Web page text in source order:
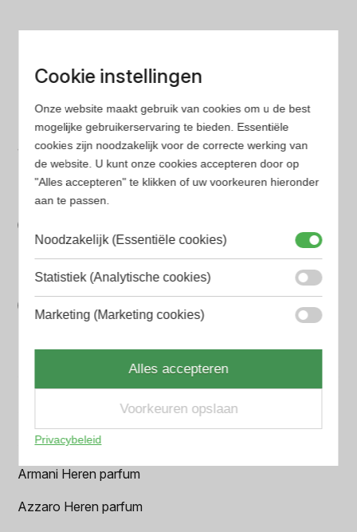
€172.49.€167.49.
Laagste prijs
Gegarandeerd de laagste prijs. Wij vergelijken prijzen
van verschillende websites
Gemakkelijk zoeken
Op onze website vind je eenvoudig je favoriete
parfum met onze geavanceerde zoekfilters
Bespaar tijd en geld
Wij hebben alle prijzen voor je verzameld zodat jij
Populaire herengeuren
Amouage Heren parfum
Aramis Heren parfum
Armani Heren parfum
Azzaro Heren parfum
Cookie instellingen
Onze website maakt gebruik van cookies om u de best
mogelijke gebruikerservaring te bieden. Essentiële
cookies zijn noodzakelijk voor de correcte werking van
de website. U kunt onze cookies accepteren door op
"Alles accepteren" te klikken of uw voorkeuren hieronder
aan te passen.
Noodzakelijk (Essentiële cookies)
Statistiek (Analytische cookies)
Marketing (Marketing cookies)
Alles accepteren
Voorkeuren opslaan
Privacybeleid